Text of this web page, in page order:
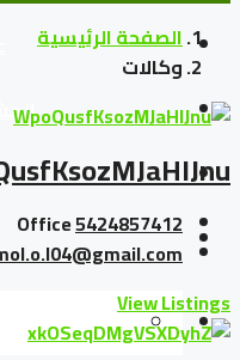
الصفحة الرئيسية
وكالات
Office5424857412
View Listings